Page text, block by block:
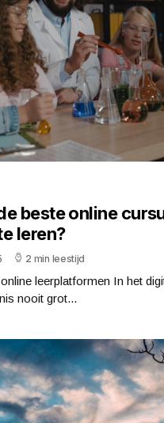
beste online
leren?
2 min leestijd
leerplatformen In het
nooit grot...